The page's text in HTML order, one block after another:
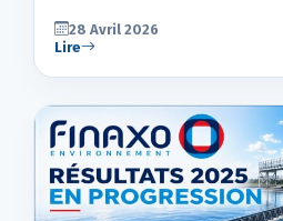
28 Avril 2026
Lire